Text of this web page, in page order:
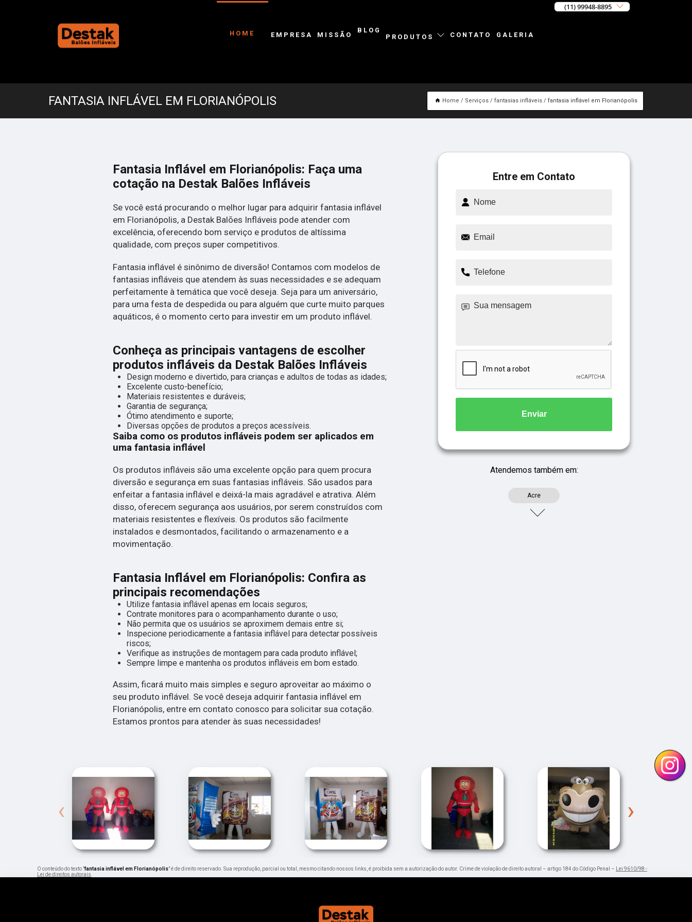
(11) 99948-8895
HOME EMPRESA MISSÃO
BLOG
PRODUTOS
CONTATO GALERIA
FANTASIA INFLÁVEL EM FLORIANÓPOLIS Home Serviços fantasias infláveis fantasia inflável em Florianópolis
Fantasia Inflável em Florianópolis: Faça uma
cotação na Destak Balões Infláveis
Se você está procurando o melhor lugar para adquirir fantasia inflável
em Florianópolis, a Destak Balões Infláveis pode atender com
excelência, oferecendo bom serviço e produtos de altíssima
qualidade, com preços super competitivos.
Fantasia inflável é sinônimo de diversão! Contamos com modelos de
fantasias infláveis que atendem às suas necessidades e se adequam
perfeitamente à temática que você deseja. Seja para um aniversário,
para uma festa de despedida ou para alguém que curte muito parques
aquáticos, é o momento certo para investir em um produto inflável.
Conheça as principais vantagens de escolher
produtos infláveis da Destak Balões Infláveis
Design moderno e divertido, para crianças e adultos de todas as idades;
Excelente custo-benefício;
Materiais resistentes e duráveis;
Garantia de segurança;
Ótimo atendimento e suporte;
Diversas opções de produtos a preços acessíveis.
Saiba como os produtos infláveis podem ser aplicados em
uma fantasia inflável
Os produtos infláveis são uma excelente opção para quem procura
diversão e segurança em suas fantasias infláveis. São usados para
enfeitar a fantasia inflável e deixá-la mais agradável e atrativa. Além
disso, oferecem segurança aos usuários, por serem construídos com
materiais resistentes e flexíveis. Os produtos são facilmente
instalados e desmontados, facilitando o armazenamento e a
movimentação.
Fantasia Inflável em Florianópolis: Confira as
principais recomendações
Utilize fantasia inflável apenas em locais seguros;
Contrate monitores para o acompanhamento durante o uso;
Não permita que os usuários se aproximem demais entre si;
Inspecione periodicamente a fantasia inflável para detectar possíveis
riscos;
Verifique as instruções de montagem para cada produto inflável;
Sempre limpe e mantenha os produtos infláveis em bom estado.
Assim, ficará muito mais simples e seguro aproveitar ao máximo o
seu produto inflável. Se você deseja adquirir fantasia inflável em
Florianópolis, entre em contato conosco para solicitar sua cotação.
Estamos prontos para atender às suas necessidades!
Entre em Contato
Enviar
Atendemos também em:
Acre
‹ ›
O conteúdo do texto "fantasia inflável em Florianópolis" é de direito reservado. Sua reprodução, parcial ou total, mesmo citando nossos links, é proibida sem a autorização do autor. Crime de violação de direito autoral – artigo 184 do Código Penal –
Lei 9610/98 -
Lei de direitos autorais